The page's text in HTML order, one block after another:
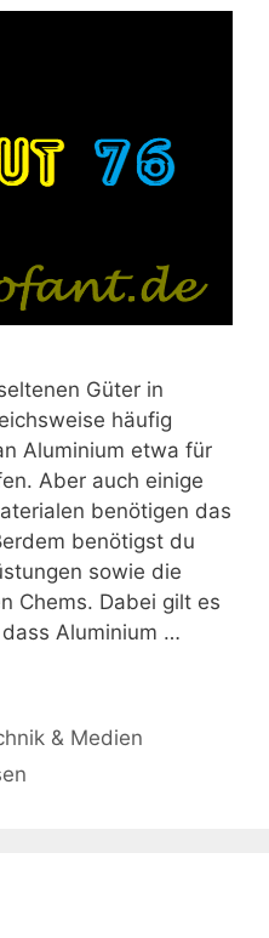
Güter in
häufig
Aluminium etwa für
Aber auch einige
benötigen das
benötigst du
sowie die
Chems. Dabei gilt es
Aluminium …
& Medien